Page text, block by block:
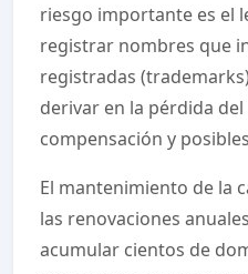
riesgo importante es el
registrar nombres que
registradas
derivar en la pérdida
compensación y
El mantenimiento de la
las renovaciones
acumular cientos de